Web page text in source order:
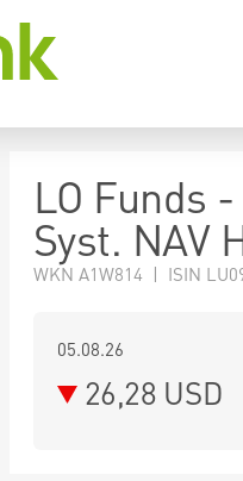
LO Funds
Syst. NAV
WKN A1W814 | ISIN
05.08.26
26,28 USD